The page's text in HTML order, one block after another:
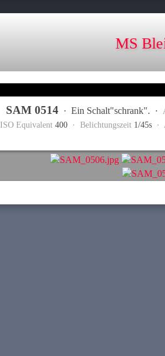
MS
SAM 0514· Ein Schalt"schrank". ·
ISO Equivalent 400 · Belichtungszeit 1/45s ·